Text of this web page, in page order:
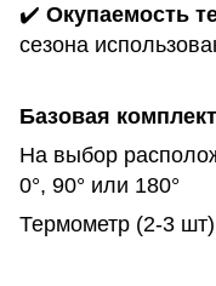
✔️ Окупаемость
сезона
Базовая
На выбор
0°, 90° или 180°
Термометр (2-3